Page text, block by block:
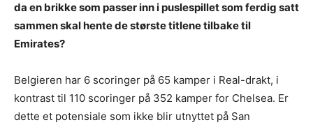
da en brikke som passer inn i puslespillet som ferdig satt
sammen skal hente de største titlene tilbake til
Emirates?
Belgieren har 6 scoringer på 65 kamper i Real-drakt, i
kontrast til 110 scoringer på 352 kamper for Chelsea. Er
dette et potensiale som ikke blir utnyttet på San